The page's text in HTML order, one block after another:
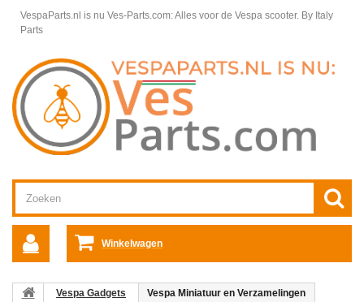
VespaParts.nl is nu Ves-Parts.com: Alles voor de Vespa scooter. By Italy
Parts
Winkelwagen
Vespa Gadgets Vespa Miniatuur en Verzamelingen